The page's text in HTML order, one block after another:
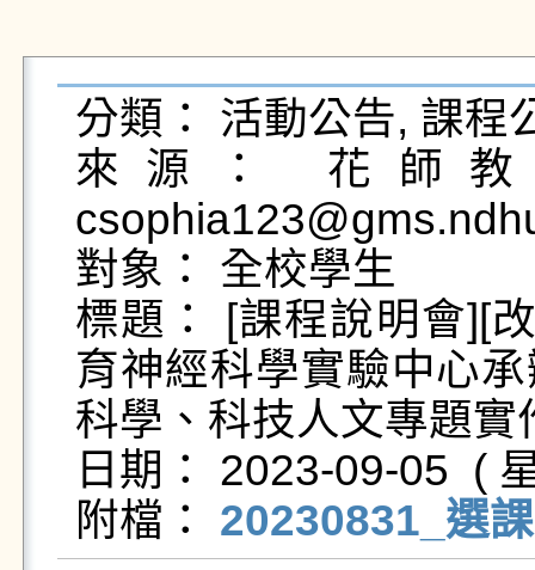
分類： 活動公告, 課程
來源： 花師
對象： 全校學生
標題： [課程說明會][
育神經科學實驗中心
科學、科技人文專題實
日期： 2023-09-05  (
附檔： 20230831_選